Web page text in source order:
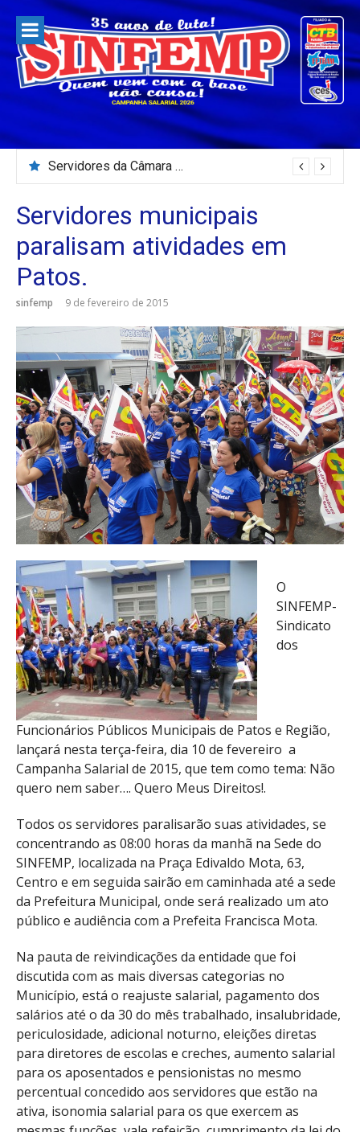
para
conteúdo
Servidores da Câmara Municipal de Patos paralisam e fazem protesto
Servidores municipais
paralisam atividades em
Patos.
sinfemp 9 de fevereiro de 2015
O
SINFEMP-
Sindicato
dos
Funcionários Públicos Municipais de Patos e Região,
lançará nesta terça-feira, dia 10 de fevereiro a
Campanha Salarial de 2015, que tem como tema: Não
quero nem saber…. Quero Meus Direitos!.
Todos os servidores paralisarão suas atividades, se
concentrando as 08:00 horas da manhã na Sede do
SINFEMP, localizada na Praça Edivaldo Mota, 63,
Centro e em seguida sairão em caminhada até a sede
da Prefeitura Municipal, onde será realizado um ato
público e audiência com a Prefeita Francisca Mota.
Na pauta de reivindicações da entidade que foi
discutida com as mais diversas categorias no
Município, está o reajuste salarial, pagamento dos
salários até o da 30 do mês trabalhado, insalubridade,
periculosidade, adicional noturno, eleições diretas
para diretores de escolas e creches, aumento salarial
para os aposentados e pensionistas no mesmo
percentual concedido aos servidores que estão na
ativa, isonomia salarial para os que exercem as